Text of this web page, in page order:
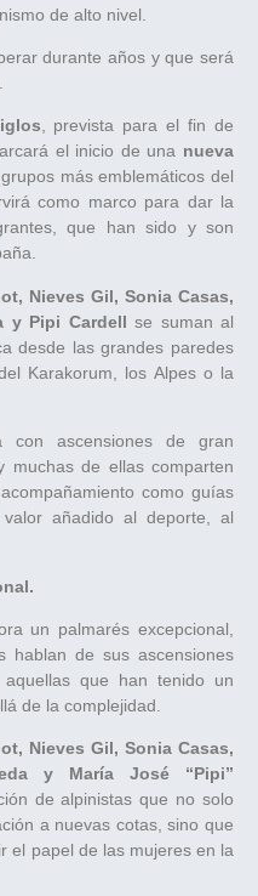
de alto nivel.
durante años y que será
, prevista para el fin de
el inicio de una nueva
más emblemáticos del
como marco para dar la
que han sido y son
Nieves Gil, Sonia Casas,
y Pipi Cardell se suman al
desde las grandes paredes
Karakorum, los Alpes o la
con ascensiones de gran
muchas de ellas comparten
como guías
añadido al deporte, al
un palmarés excepcional,
hablan de sus ascensiones
que han tenido un
de la complejidad.
Nieves Gil, Sonia Casas,
y María José “Pipi”
de alpinistas que no solo
a nuevas cotas, sino que
el papel de las mujeres en la